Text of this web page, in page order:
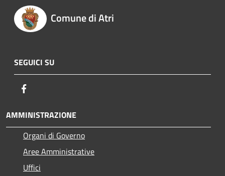
Comune di Atri
SEGUICI SU
AMMINISTRAZIONE
Organi di Governo
Aree Amministrative
Uffici